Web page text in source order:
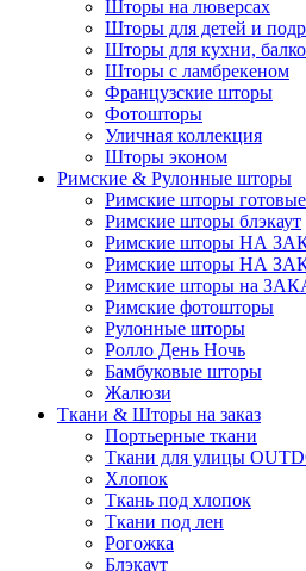
Шторы на люверсах
Шторы для детей и
Шторы для кухни,
Шторы с ламбрекеном
Французские шторы
Фотошторы
Уличная коллекция
Шторы эконом
Римские & Рулонные шторы
Римские шторы готовые
Римские шторы блэкаут
Римские шторы НА
Римские шторы НА
Римские шторы на
Римские фотошторы
Рулонные шторы
Ролло День Ночь
Бамбуковые шторы
Жалюзи
Ткани & Шторы на заказ
Портьерные ткани
Ткани для улицы
Хлопок
Ткань под хлопок
Ткани под лен
Рогожка
Блэкаут